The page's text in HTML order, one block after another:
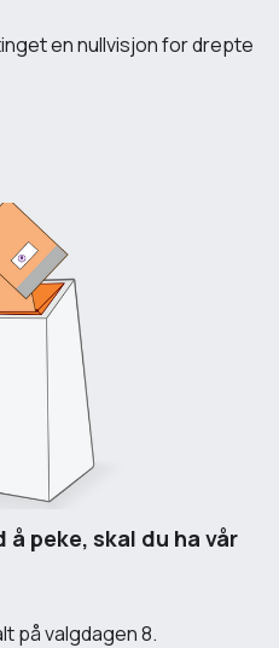
en nullvisjon for drepte
peke, skal du ha vår
på valgdagen 8.